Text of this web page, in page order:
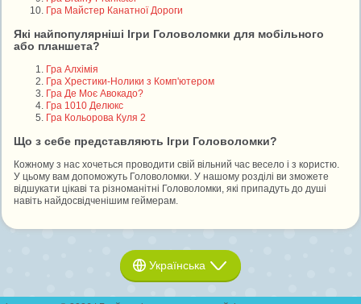
Гра Майстер Канатної Дороги
Які найпопулярніші Ігри Головоломки для мобільного
або планшета?
Гра Алхімія
Гра Хрестики-Нолики з Комп'ютером
Гра Де Моє Авокадо?
Гра 1010 Делюкс
Гра Кольорова Куля 2
Що з себе представляють Ігри Головоломки?
Кожному з нас хочеться проводити свій вільний час весело і з користю.
У цьому вам допоможуть Головоломки. У нашому розділі ви зможете
відшукати цікаві та різноманітні Головоломки, які припадуть до душі
навіть найдосвідченішим геймерам.
Українська